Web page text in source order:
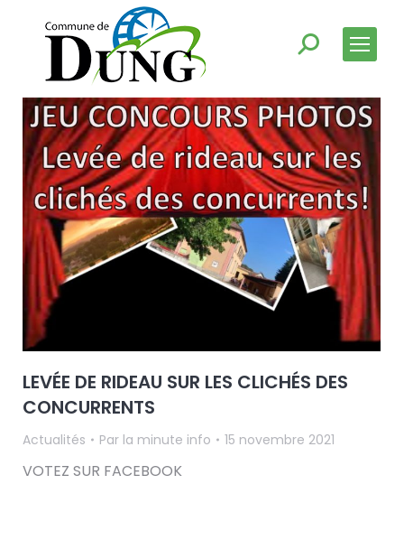
LEVÉE DE RIDEAU SUR LES CLICHÉS DES
CONCURRENTS
Actualités Par la minute info 15 novembre 2021
VOTEZ SUR FACEBOOK